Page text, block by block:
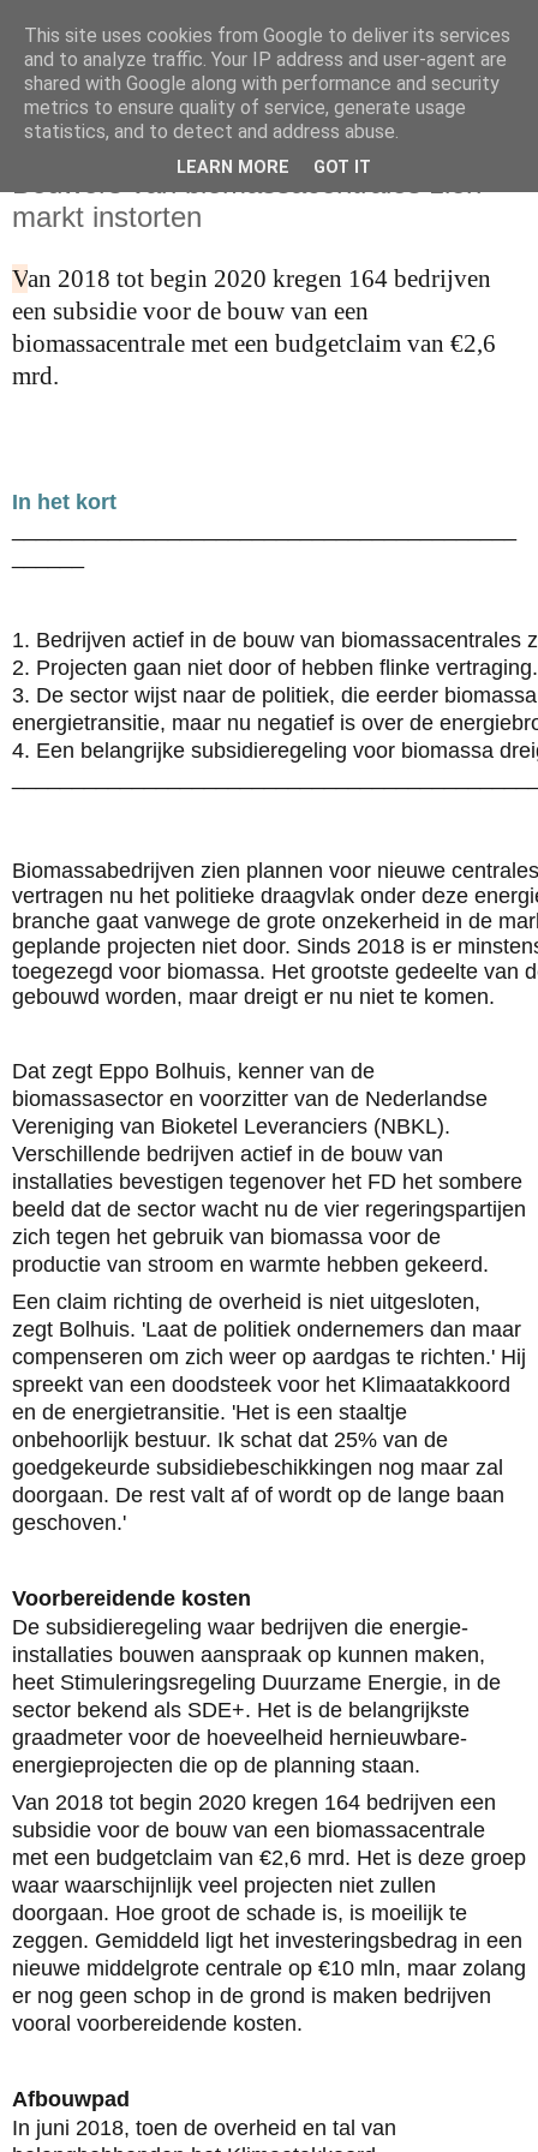
vrijdag 3 juli 2020
Bouwers van biomassacentrales zien
markt instorten
Van 2018 tot begin 2020 kregen 164 bedrijven
een subsidie voor de bouw van een
biomassacentrale met een budgetclaim van €2,6
mrd.
In het kort
1. Bedrijven actief in de bouw van biomassacentrales
2. Projecten gaan niet door of hebben flinke vertraging.
3. De sector wijst naar de politiek, die eerder
energietransitie, maar nu negatief is over de
4. Een belangrijke subsidieregeling voor biomassa
Biomassabedrijven zien plannen voor nieuwe
vertragen nu het politieke draagvlak onder deze
branche gaat vanwege de grote onzekerheid in de
geplande projecten niet door. Sinds 2018 is er
toegezegd voor biomassa. Het grootste gedeelte van
gebouwd worden, maar dreigt er nu niet te komen.
Dat zegt Eppo Bolhuis, kenner van de
biomassasector en voorzitter van de Nederlandse
Vereniging van Bioketel Leveranciers (NBKL).
Verschillende bedrijven actief in de bouw van
installaties bevestigen tegenover het FD het sombere
beeld dat de sector wacht nu de vier regeringspartijen
zich tegen het gebruik van biomassa voor de
productie van stroom en warmte hebben gekeerd.
Een claim richting de overheid is niet uitgesloten,
zegt Bolhuis. 'Laat de politiek ondernemers dan maar
compenseren om zich weer op aardgas te richten.' Hij
spreekt van een doodsteek voor het Klimaatakkoord
en de energietransitie. 'Het is een staaltje
onbehoorlijk bestuur. Ik schat dat 25% van de
goedgekeurde subsidiebeschikkingen nog maar zal
doorgaan. De rest valt af of wordt op de lange baan
geschoven.'
Voorbereidende kosten
De subsidieregeling waar bedrijven die energie-
installaties bouwen aanspraak op kunnen maken,
heet Stimuleringsregeling Duurzame Energie, in de
sector bekend als SDE+. Het is de belangrijkste
graadmeter voor de hoeveelheid hernieuwbare-
energieprojecten die op de planning staan.
Van 2018 tot begin 2020 kregen 164 bedrijven een
subsidie voor de bouw van een biomassacentrale
met een budgetclaim van €2,6 mrd. Het is deze groep
waar waarschijnlijk veel projecten niet zullen
doorgaan. Hoe groot de schade is, is moeilijk te
zeggen. Gemiddeld ligt het investeringsbedrag in een
nieuwe middelgrote centrale op €10 mln, maar zolang
er nog geen schop in de grond is maken bedrijven
vooral voorbereidende kosten.
Afbouwpad
In juni 2018, toen de overheid en tal van
This site uses cookies from Google to deliver its services
and to analyze traffic. Your IP address and user-agent are
shared with Google along with performance and security
metrics to ensure quality of service, generate usage
statistics, and to detect and address abuse.
LEARN MORE GOT IT